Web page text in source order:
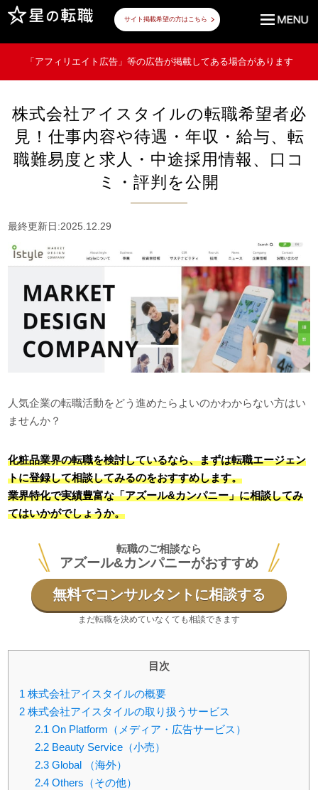
サイト掲載希望の方はこちら
「アフィリエイト広告」等の広告が掲載してある場合があります
株式会社アイスタイルの転職希望者必
見！仕事内容や待遇・年収・給与、転
職難易度と求人・中途採用情報、口コ
ミ・評判を公開
最終更新日:2025.12.29
人気企業の転職活動をどう進めたらよいのかわからない方はい
ませんか？
化粧品業界の転職を検討しているなら、まずは転職エージェン
トに登録して相談してみるのをおすすめします。
業界特化で実績豊富な「アズール&カンパニー」に相談してみ
てはいかがでしょうか。
転職のご相談なら
アズール&カンパニーがおすすめ
無料でコンサルタントに相談する
まだ転職を決めていなくても相談できます
目次
1 株式会社アイスタイルの概要
2 株式会社アイスタイルの取り扱うサービス
2.1 On Platform（メディア・広告サービス）
2.2 Beauty Service（小売）
2.3 Global （海外）
2.4 Others（その他）